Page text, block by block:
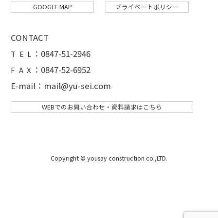
GOOGLE MAP プライベートポリシー
CONTACT
T E L ： 0847-51-2946
F A X ：0847-52-6952
E-mail：mail@yu-sei.com
WEBでのお問い合わせ・資料請求はこちら
Copyright © yousay construction co.,LTD.